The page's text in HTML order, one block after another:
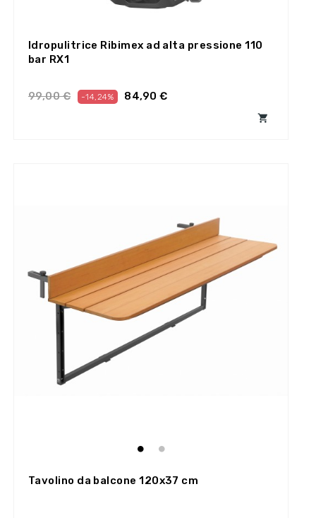
Idropulitrice Ribimex ad alta pressione 110
bar RX1
99,00 € -14,24% 84,90 €

Tavolino da balcone 120x37 cm